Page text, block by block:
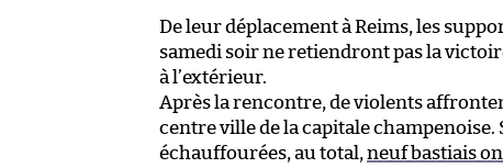
De leur déplacement à Reims, les
samedi soir ne retiendront pas la
à l’extérieur.
Après la rencontre, de violents
centre ville de la capitale champenoise.
échauffourées, au total, neuf bastiais